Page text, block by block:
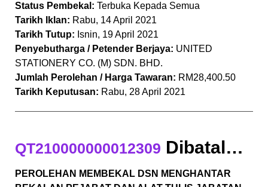
Status Pembekal: Terbuka Kepada Semua
Tarikh Iklan: Rabu, 14 April 2021
Tarikh Tutup: Isnin, 19 April 2021
Penyebutharga / Petender Berjaya: UNITED
STATIONERY CO. (M) SDN. BHD.
Jumlah Perolehan / Harga Tawaran: RM28,400.50
Tarikh Keputusan: Rabu, 28 April 2021
QT210000000012309 Dibatalkan
PEROLEHAN MEMBEKAL DSN MENGHANTAR